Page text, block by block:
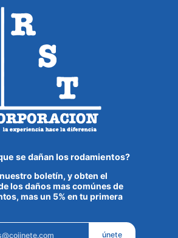
se dañan los rodamientos?
boletín, y obten el
los daños mas comúnes de
mas un 5% en tu primera
únete